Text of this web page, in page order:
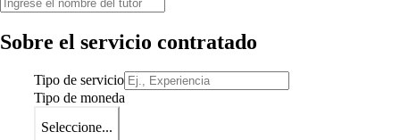
Sobre el servicio contratado
Tipo de servicio
Tipo de moneda
Seleccione...